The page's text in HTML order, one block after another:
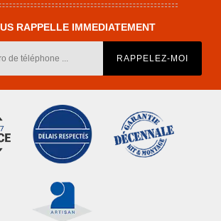
RAPPELLE IMMEDIATEMENT